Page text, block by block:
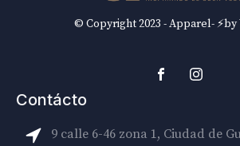
© Copyright 2023 - Apparel-
Contácto
9 calle 6-46 zona 1, Ciudad de